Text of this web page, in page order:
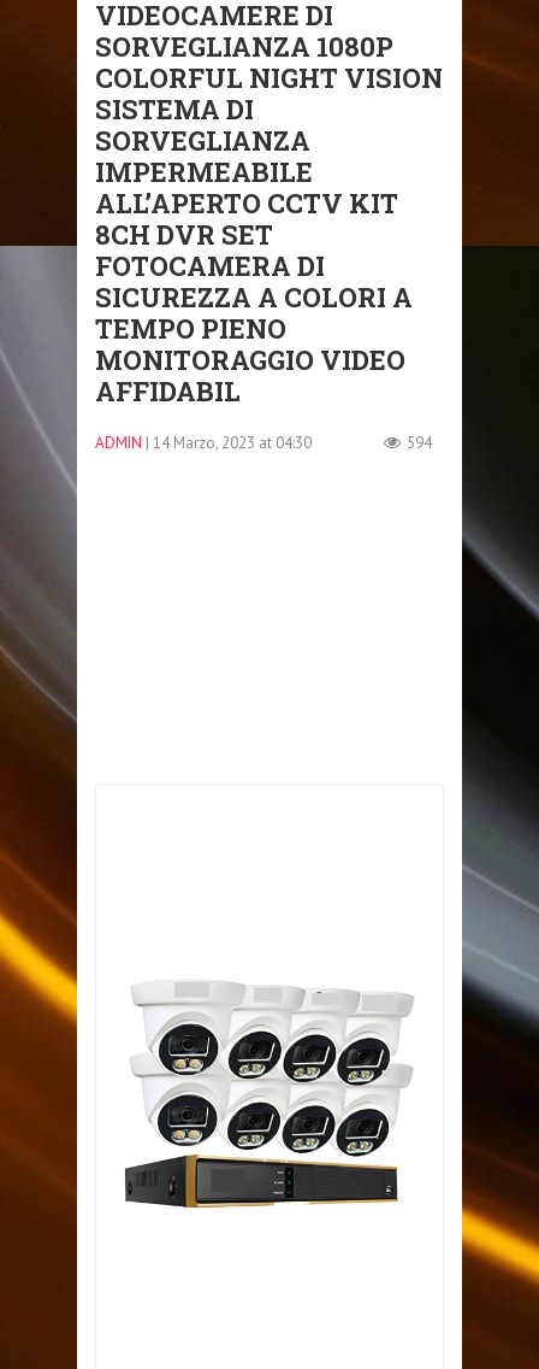
VIDEOCAMERE DI
SORVEGLIANZA 1080P
COLORFUL NIGHT VISION
SISTEMA DI
SORVEGLIANZA
IMPERMEABILE
ALL’APERTO CCTV KIT
8CH DVR SET
FOTOCAMERA DI
SICUREZZA A COLORI A
TEMPO PIENO
MONITORAGGIO VIDEO
AFFIDABIL
ADMIN | 14 Marzo, 2023 at 04:30 594